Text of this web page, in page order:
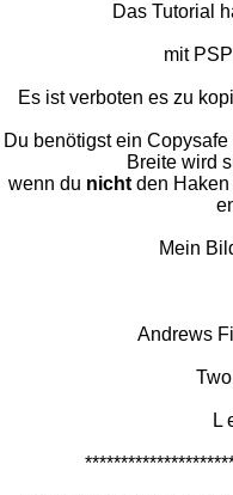
Das Tutorial
mit
Es ist verboten es zu
Du benötigst ein
Breite wird
wenn du nichtden Haken
Mein
Andrews
L